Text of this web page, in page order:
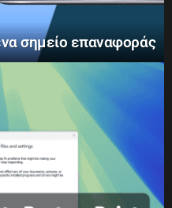
σημείο επαναφοράς